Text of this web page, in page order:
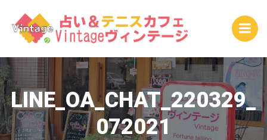
ン
テ
ツ
へ
ス
キ
ッ
プ
LINE_OA_CHAT_220329_
072021